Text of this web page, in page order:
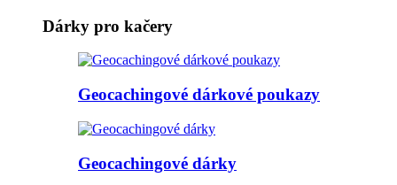
Dárky pro kačery
Geocachingové dárkové poukazy
Geocachingové dárky